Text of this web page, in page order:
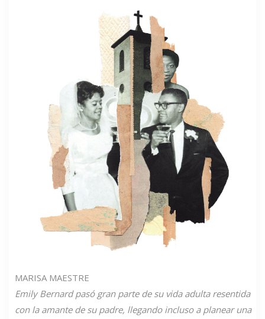
MARISA MAESTRE
Emily Bernard pasó gran parte de su vida adulta resentida
con la amante de su padre, llegando incluso a planear una